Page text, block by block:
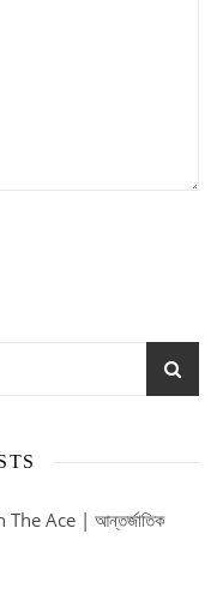
Ace | আন্তর্জাতিক